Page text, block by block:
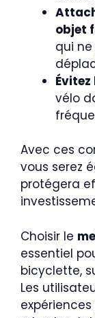
objet
qui
Évitez
vélo
Avec ces
vous serez
protégera
Choisir le
essentiel
bicyclette,
Les